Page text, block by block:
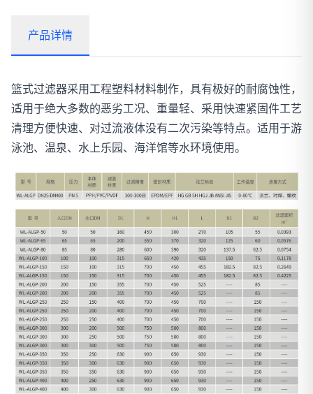
产品详情
篮式过滤器采用工程塑料材料制作，具有极好的耐腐蚀性，
适用于绝大多数的恶劣工况、重量轻、采用快速紧固件工艺
清理方便快速、对过流液体没有二次污染等特点。适用于游
泳池、温泉、水上乐园、海洋馆等水环境使用。